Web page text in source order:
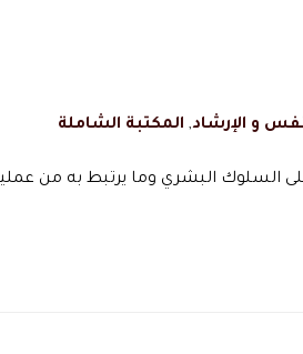
و الإرشاد, المكتبة الشاملة
السلوك البشري وما يرتبط به من